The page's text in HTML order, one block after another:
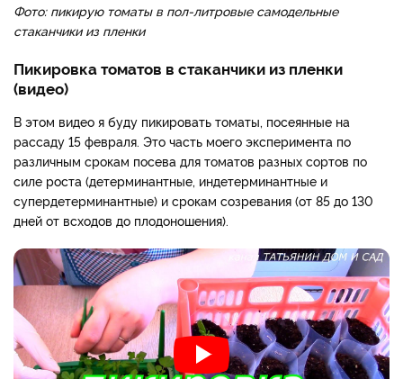
Фото: пикирую томаты в пол-литровые самодельные
стаканчики из пленки
Пикировка томатов в стаканчики из пленки
(видео)
В этом видео я буду пикировать томаты, посеянные на
рассаду 15 февраля. Это часть моего эксперимента по
различным срокам посева для томатов разных сортов по
силе роста (детерминантные, индетерминантные и
супердетерминантные) и срокам созревания (от 85 до 130
дней от всходов до плодоношения).